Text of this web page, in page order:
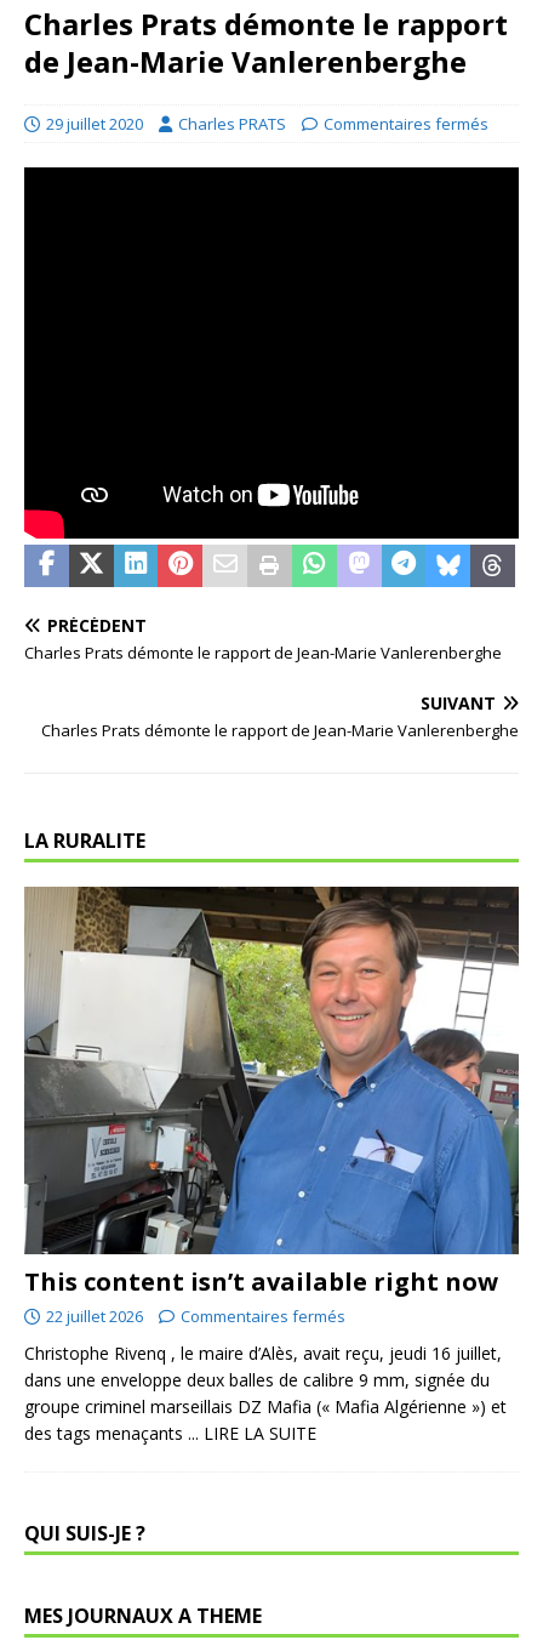
Charles Prats démonte le rapport
de Jean-Marie Vanlerenberghe
29 juillet 2020 Charles PRATS Commentaires fermés
PRÉCÉDENT
Charles Prats démonte le rapport de Jean-Marie Vanlerenberghe
SUIVANT
Charles Prats démonte le rapport de Jean-Marie Vanlerenberghe
LA RURALITE
This content isn’t available right now
22 juillet 2026 Commentaires fermés
Christophe Rivenq , le maire d’Alès, avait reçu, jeudi 16 juillet,
dans une enveloppe deux balles de calibre 9 mm, signée du
groupe criminel marseillais DZ Mafia (« Mafia Algérienne ») et
des tags menaçants ... LIRE LA SUITE
QUI SUIS-JE ?
MES JOURNAUX A THEME